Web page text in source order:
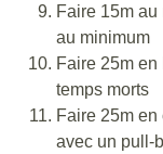
Faire 15m
au minimum
Faire 25m
temps morts
Faire 25m
avec un pull-